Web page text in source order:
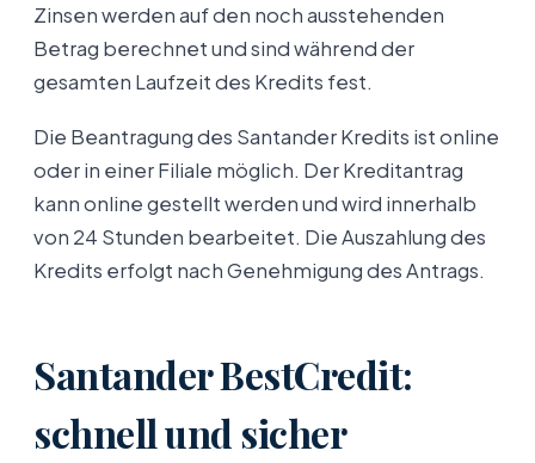
Zinsen werden auf den noch ausstehenden
Betrag berechnet und sind während der
gesamten Laufzeit des Kredits fest.
Die Beantragung des Santander Kredits ist online
oder in einer Filiale möglich. Der Kreditantrag
kann online gestellt werden und wird innerhalb
von 24 Stunden bearbeitet. Die Auszahlung des
Kredits erfolgt nach Genehmigung des Antrags.
Santander BestCredit:
schnell und sicher